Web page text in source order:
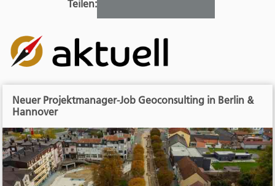
Teilen:
Neuer Projektmanager-Job Geoconsulting in Berlin &
Hannover